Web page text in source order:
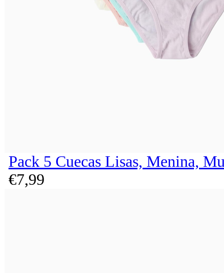
Pack 5 Cuecas Lisas, Menina,
€7,99